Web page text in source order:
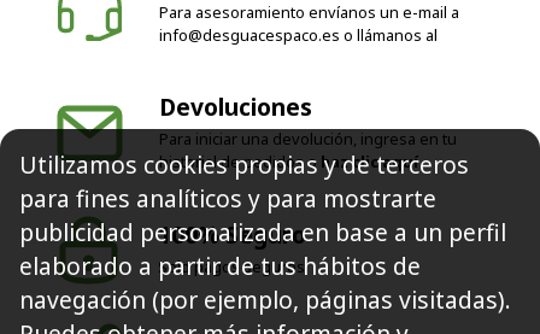
Para asesoramiento envíanos un e-mail a
info@desguacespaco.es o llámanos al
Devoluciones
Para iniciar una devolución, ingresa en tu
historial de pedidos o haz clic aquí
100% Seguro
Solo pagos seguros
Utilizamos cookies propias y de terceros
para fines analíticos y para mostrarte
publicidad personalizada en base a un perfil
elaborado a partir de tus hábitos de
navegación (por ejemplo, páginas visitadas).